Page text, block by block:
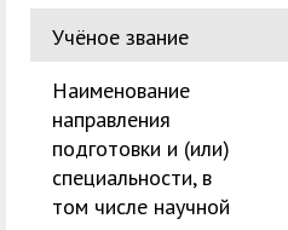
Учёное звание
Наименование
направления
подготовки и (или)
специальности, в
том числе научной